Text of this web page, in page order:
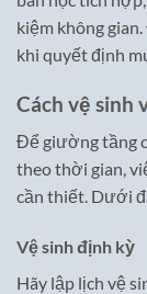
kiệm không
khi quyết định
Cách vệ sinh
Để giường tầng
theo thời gian,
cần thiết. Dưới
Vệ sinh định kỳ
Hãy lập lịch vệ